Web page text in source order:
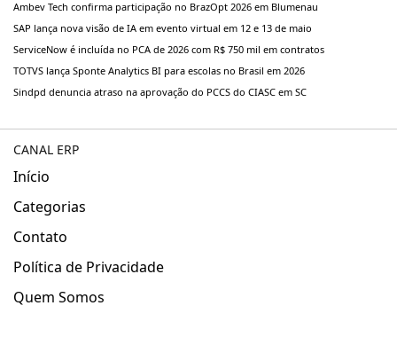
Ambev Tech confirma participação no BrazOpt 2026 em Blumenau
SAP lança nova visão de IA em evento virtual em 12 e 13 de maio
ServiceNow é incluída no PCA de 2026 com R$ 750 mil em contratos
TOTVS lança Sponte Analytics BI para escolas no Brasil em 2026
Sindpd denuncia atraso na aprovação do PCCS do CIASC em SC
CANAL ERP
Início
Categorias
Contato
Política de Privacidade
Quem Somos